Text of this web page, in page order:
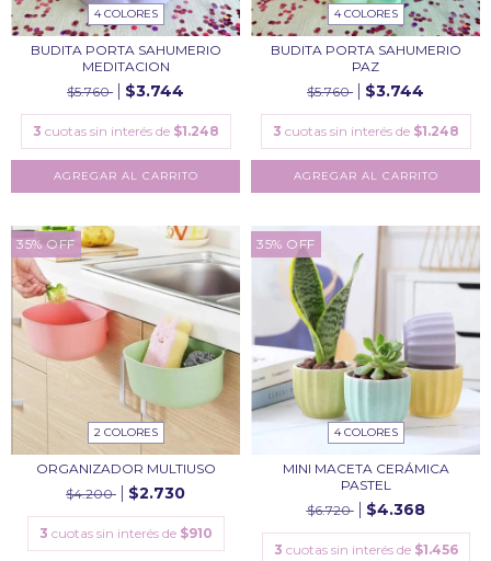
4 COLORES
BUDITA PORTA SAHUMERIO
MEDITACION
$5.760
$3.744
3 cuotas sin interés de $1.248
AGREGAR AL CARRITO
4 COLORES
BUDITA PORTA SAHUMERIO
PAZ
$5.760
$3.744
3 cuotas sin interés de $1.248
AGREGAR AL CARRITO
35% OFF
2 COLORES
ORGANIZADOR MULTIUSO
$4.200
$2.730
3 cuotas sin interés de $910
35% OFF
4 COLORES
MINI MACETA CERÁMICA
PASTEL
$6.720
$4.368
3 cuotas sin interés de $1.456